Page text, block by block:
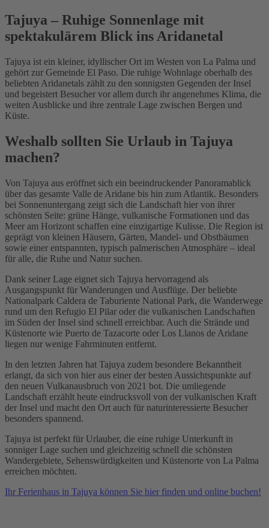
Tajuya – Ruhige Sonnenlage mit
spektakulärem Blick ins Aridanetal
Tajuya ist ein kleiner, idyllischer Ort im Westen von La Palma und
gehört zur Gemeinde El Paso. Die ruhige Wohnlage oberhalb des
beliebten Aridanetals zählt zu den sonnigsten Gegenden der Insel
und begeistert Besucher vor allem durch ihr angenehmes Klima, die
weiten Ausblicke und ihre zentrale Lage zwischen Bergen und
Küste.
Weshalb sollten Sie Urlaub in Tajuya
machen?
Von Tajuya aus eröffnet sich ein beeindruckender Panoramablick
über das gesamte Valle de Aridane bis hin zum Atlantik. Besonders
bei Sonnenuntergang zeigt sich die Landschaft hier von ihrer
schönsten Seite: grüne Hänge, vulkanische Formationen und das
Meer am Horizont schaffen eine einzigartige Kulisse. Die Region ist
geprägt von kleinen Häusern, Gärten, Mandel- und Obstbäumen
sowie einer entspannten, typisch palmerischen Atmosphäre – ideal
für alle, die Ruhe und Natur suchen.
Dank seiner Lage eignet sich Tajuya hervorragend als
Ausgangspunkt für Wanderungen und Ausflüge. Der beliebte
Nationalpark Caldera de Taburiente National Park, die Wanderwege
rund um den Refugio El Pilar oder die vulkanischen Landschaften
im Süden der Insel sind schnell erreichbar. Auch die Strände und
Küstenorte wie Puerto de Tazacorte oder Los Llanos de Aridane
liegen nur wenige Fahrminuten entfernt.
In den letzten Jahren hat Tajuya zudem besondere Bekanntheit
erlangt, da sich von hier aus einer der besten Aussichtspunkte auf
den neuen Vulkanausbruch von 2021 bot. Die umliegende
Landschaft erzählt heute eindrucksvoll von der vulkanischen Kraft
der Insel und macht den Ort auch für naturinteressierte Besucher
besonders spannend.
Tajuya ist perfekt für Urlauber, die eine ruhige Unterkunft in
sonniger Lage suchen und gleichzeitig schnell die schönsten
Wandergebiete, Sehenswürdigkeiten und Küstenorte von La Palma
erreichen möchten.
Ihr Ferienhaus in Tajuya können Sie hier finden und online buchen!